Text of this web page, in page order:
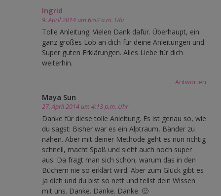
Ingrid
9. April 2014 um 6:52 a.m. Uhr
Tolle Anleitung. Vielen Dank dafür. Überhaupt, ein
ganz großes Lob an dich für deine Anleitungen und
Super guten Erklärungen. Alles Liebe für dich
weiterhin.
Antworten
Maya Sun
27. April 2014 um 4:13 p.m. Uhr
Danke für diese tolle Anleitung. Es ist genau so, wie
du sagst: Bisher war es ein Alptraum, Bänder zu
nähen. Aber mit deiner Methode geht es nun richtig
schnell, macht Spaß und sieht auch noch super
aus. Da fragt man sich schon, warum das in den
Büchern nie so erklärt wird. Aber zum Glück gibt es
ja dich und du bist so nett und teilst dein Wissen
mit uns. Danke. Danke. Danke. 🙂